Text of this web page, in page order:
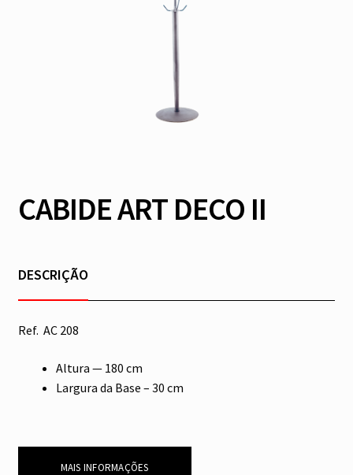
CABIDE ART DECO II
DESCRIÇÃO
Ref. AC 208
Altura — 180 cm
Largura da Base – 30 cm
MAIS INFORMAÇÕES